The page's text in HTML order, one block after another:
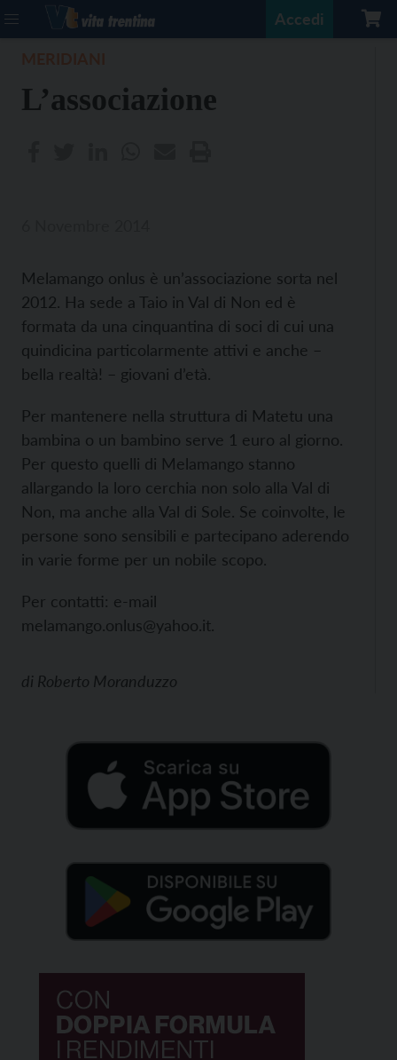
Accedi
L’associazione
Melamango onlus è un’associazione sorta nel
2012. Ha sede a Taio in Val di Non ed è
formata da una cinquantina di soci di cui una
quindicina particolarmente attivi e anche –
bella realtà! – giovani d’età.
Per mantenere nella struttura di Matetu una
bambina o un bambino serve 1 euro al giorno.
Per questo quelli di Melamango stanno
allargando la loro cerchia non solo alla Val di
Non, ma anche alla Val di Sole. Se coinvolte, le
persone sono sensibili e partecipano aderendo
in varie forme per un nobile scopo.
Per contatti: e-mail
melamango.onlus@yahoo.it.
di Roberto Moranduzzo